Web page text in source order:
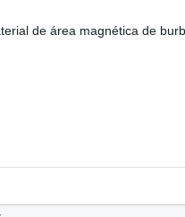
de área magnética de